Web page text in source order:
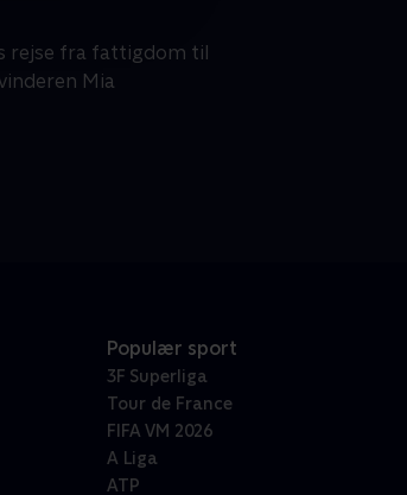
rejse fra fattigdom til
Mia
Populær sport
3F Superliga
Tour de France
FIFA VM 2026
A Liga
ATP